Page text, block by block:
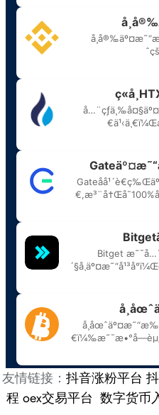
友情链接： 抖音涨粉平台
程oex交易平台 数字货币